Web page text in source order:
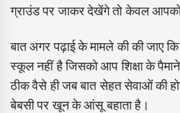
ग्राउंड पर जाकर देखेंगे तो केवल आपको
बात अगर पढ़ाई के मामले की की जाए
स्कूल नहीं है जिसको आप शिक्षा के
ठीक वैसे ही जब बात सेहत सेवाओं की
बेबसी पर खून के आंसू बहाता है।